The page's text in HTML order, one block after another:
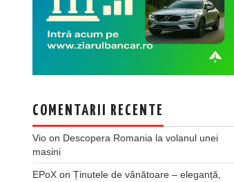
COMENTARII RECENTE
Vio on Descopera Romania la volanul unei
masini
EPoX on Ținutele de vânătoare – eleganță,